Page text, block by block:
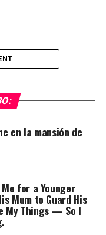
en la mansión de
Me for a Younger
Mum to Guard His
My Things — So I